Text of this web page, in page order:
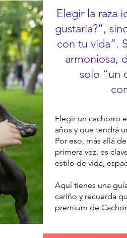
Elegir la raza
gustaría?”,
con tu vida”.
armoniosa,
solo “un
Elegir un cachorro
años y que tendrá
Por eso, más allá
primera vez, es
estilo de vida,
Aquí tienes una
cariño y recuerda
premium de